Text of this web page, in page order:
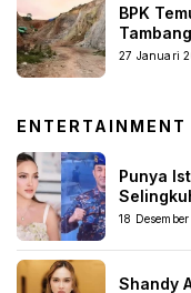
BPK
27 Januari
ENTERTAINMENT
Punya
18
Shandy